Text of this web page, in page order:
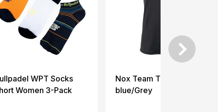
WPT Socks
Women 3-Pack
Nox Team Tank Navy
blue/Grey